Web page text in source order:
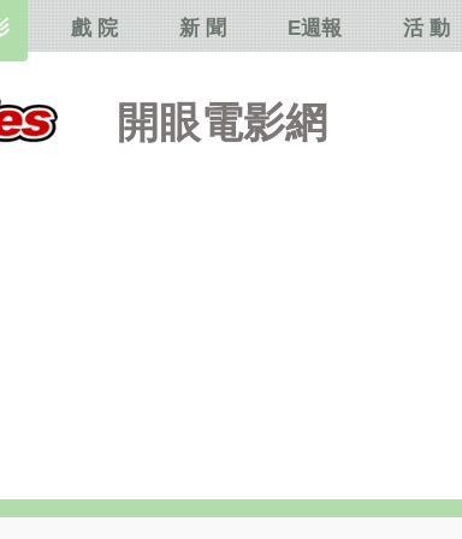
開眼電影網
戲 院 新 聞 E週報 活 動